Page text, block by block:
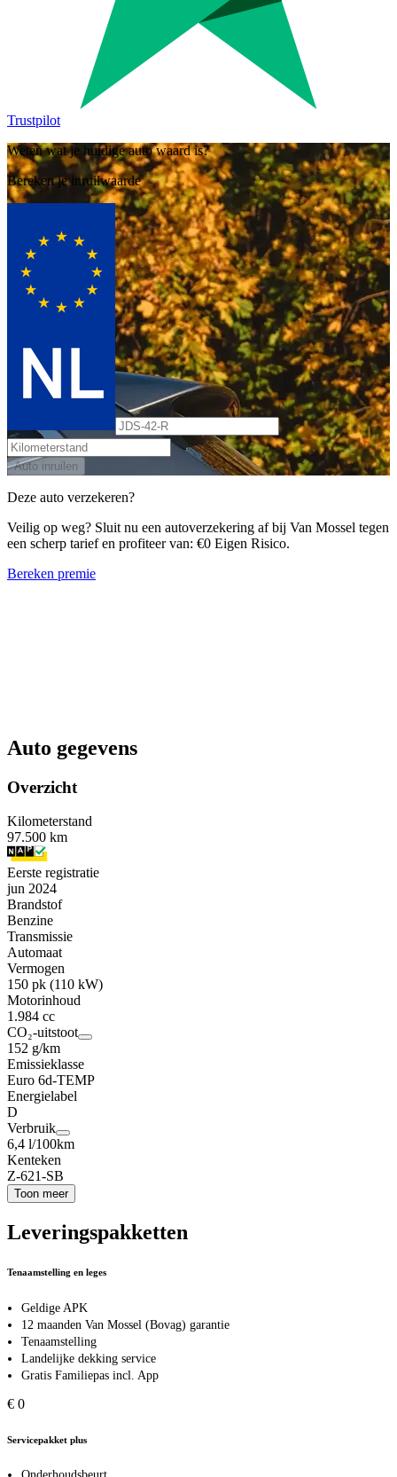
Trustpilot
Weten wat je huidige auto waard is?
Bereken je inruilwaarde
Auto inruilen
Deze auto verzekeren?
Veilig op weg? Sluit nu een autoverzekering af bij Van Mossel tegen
een scherp tarief en profiteer van: €0 Eigen Risico.
Bereken premie
Auto gegevens
Overzicht
Kilometerstand
97.500 km
Eerste registratie
jun 2024
Brandstof
Benzine
Transmissie
Automaat
Vermogen
150 pk (110 kW)
Motorinhoud
1.984 cc
CO₂-uitstoot
152 g/km
Emissieklasse
Euro 6d-TEMP
Energielabel
D
Verbruik
6,4 l/100km
Kenteken
Z-621-SB
Toon meer
Leveringspakketten
Tenaamstelling en leges
Geldige APK
12 maanden Van Mossel (Bovag) garantie
Tenaamstelling
Landelijke dekking service
Gratis Familiepas incl. App
€ 0
Servicepakket plus